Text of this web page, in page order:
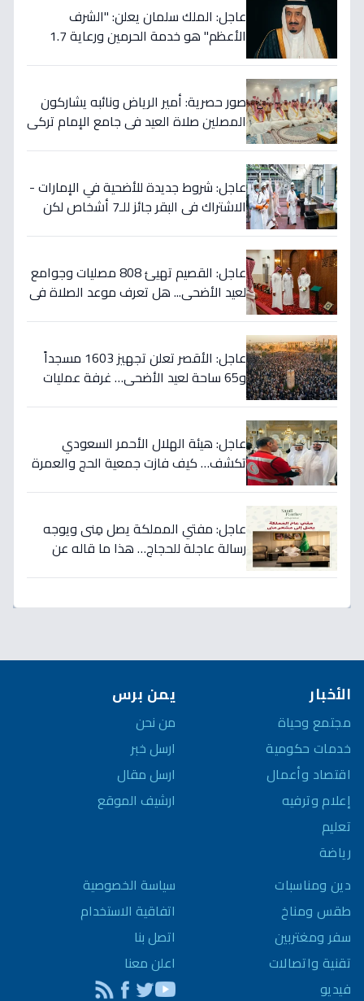
عاجل: الملك سلمان يعلن: "الشرف
الأعظم" هو خدمة الحرمين ورعاية 1.7
صور حصرية: أمير الرياض ونائبه يشاركون
المصلين صلاة العيد في جامع الإمام تركي
عاجل: شروط جديدة للأضحية في الإمارات -
الاشتراك في البقر جائز للـ7 أشخاص لكن
عاجل: القصيم تهيئ 808 مصليات وجوامع
لعيد الأضحى... هل تعرف موعد الصلاة في
عاجل: الأقصر تعلن تجهيز 1603 مسجداً
و65 ساحة لعيد الأضحى… غرفة عمليات
عاجل: هيئة الهلال الأحمر السعودي
تكشف… كيف فازت جمعية الحج والعمرة
عاجل: مفتي المملكة يصل مِنى ويوجه
رسالة عاجلة للحجاج… هذا ما قاله عن
الأخبار
مجتمع وحياة
خدمات حكومية
اقتصاد وأعمال
إعلام وترفيه
تعليم
رياضة
دين ومناسبات
طقس ومناخ
سفر ومغتربين
تقنية واتصالات
فيديو
يمن برس
من نحن
ارسل خبر
ارسل مقال
ارشيف الموقع
سياسة الخصوصية
اتفاقية الاستخدام
اتصل بنا
اعلن معنا